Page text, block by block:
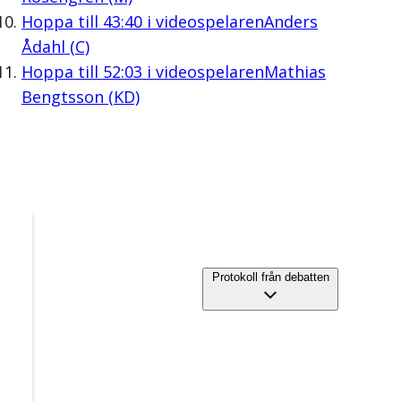
Hoppa till 43:40i videospelarenAnders
Ådahl (C)
Hoppa till 52:03 i videospelarenMathias
Bengtsson (KD)
Protokoll från debatten